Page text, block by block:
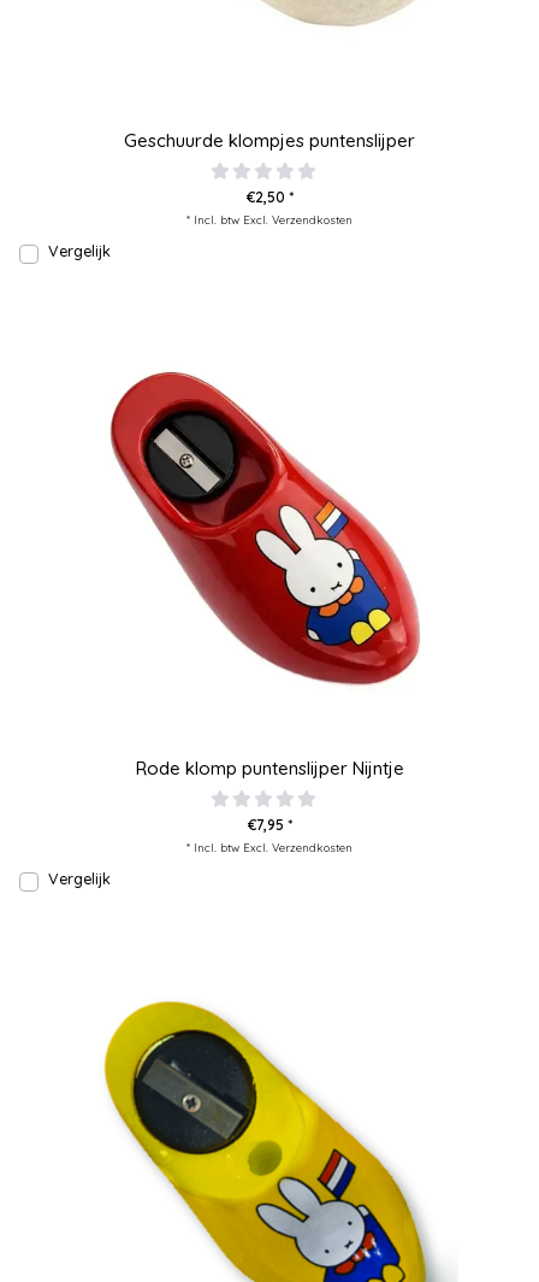
Geschuurde klompjes puntenslijper
€2,50 *
* Incl. btw Excl. Verzendkosten
Vergelijk
Rode klomp puntenslijper Nijntje
€7,95 *
* Incl. btw Excl. Verzendkosten
Vergelijk